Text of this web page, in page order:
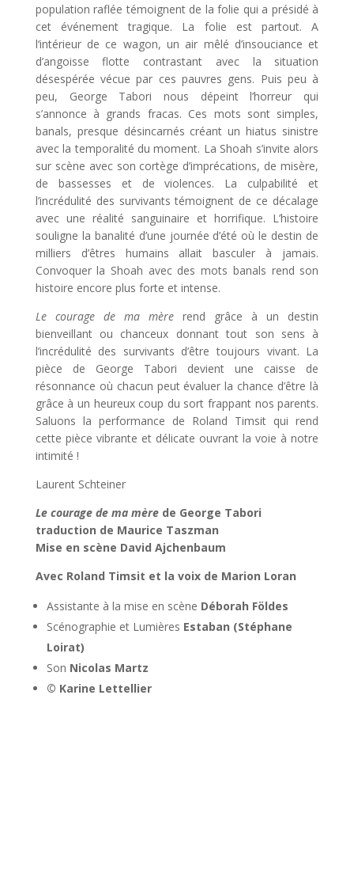
population raflée témoignent de la folie qui a présidé à
cet événement tragique. La folie est partout. A
l‘intérieur de ce wagon, un air mêlé d’insouciance et
d’angoisse flotte contrastant avec la situation
désespérée vécue par ces pauvres gens. Puis peu à
peu, George Tabori nous dépeint l’horreur qui
s’annonce à grands fracas. Ces mots sont simples,
banals, presque désincarnés créant un hiatus sinistre
avec la temporalité du moment. La Shoah s’invite alors
sur scène avec son cortège d’imprécations, de misère,
de bassesses et de violences. La culpabilité et
l’incrédulité des survivants témoignent de ce décalage
avec une réalité sanguinaire et horrifique. L’histoire
souligne la banalité d’une journée d’été où le destin de
milliers d’êtres humains allait basculer à jamais.
Convoquer la Shoah avec des mots banals rend son
histoire encore plus forte et intense.
Le courage de ma mèrerend grâce à un destin
bienveillant ou chanceux donnant tout son sens à
l’incrédulité des survivants d’être toujours vivant. La
pièce de George Tabori devient une caisse de
résonnance où chacun peut évaluer la chance d’être là
grâce à un heureux coup du sort frappant nos parents.
Saluons la performance de Roland Timsit qui rend
cette pièce vibrante et délicate ouvrant la voie à notre
intimité !
Laurent Schteiner
Le courage de ma mèrede George Tabori
traduction de Maurice Taszman
Mise en scène David Ajchenbaum
Avec Roland Timsit et la voix de Marion Loran
Assistante à la mise en scène Déborah Földes
Scénographie et Lumières Estaban (Stéphane
Loirat)
Son Nicolas Martz
© Karine Lettellier